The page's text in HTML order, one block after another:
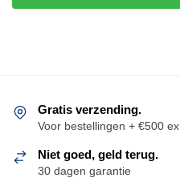
Gratis verzending.
Voor bestellingen + €500 ex.
Niet goed, geld terug.
30 dagen garantie